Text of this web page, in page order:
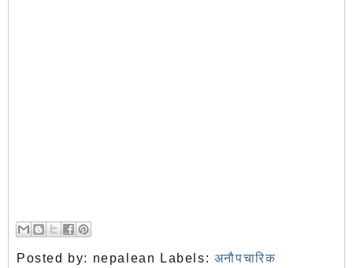
Posted by: nepalean Labels: अनौपचारिक